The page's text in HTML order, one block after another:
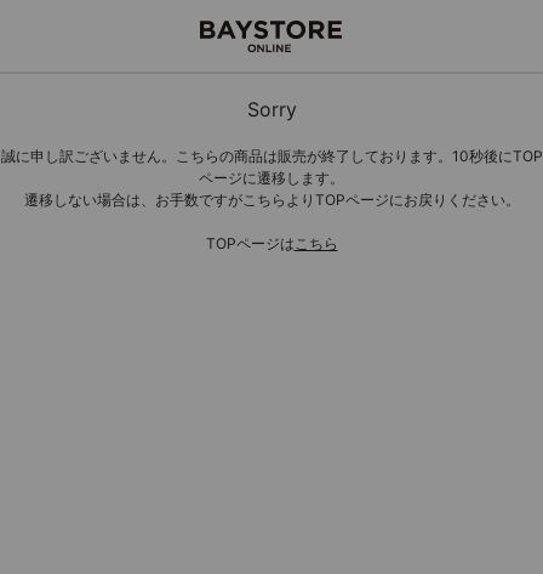
Sorry
誠に申し訳ございません。こちらの商品は販売が終了しております。10秒後にTOP
ページに遷移します。
遷移しない場合は、お手数ですがこちらよりTOPページにお戻りください。
TOPページはこちら